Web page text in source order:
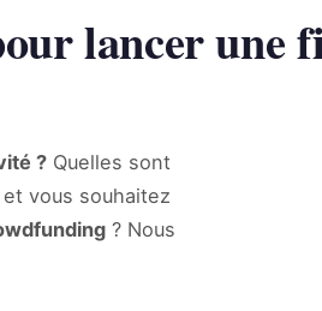
lancer une
?Quelles sont
vous souhaitez
? Nous